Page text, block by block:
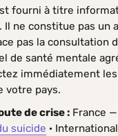
fourni à titre
Il ne constitue pas un
pas la consultation
de santé mentale
immédiatement
votre pays.
de crise : France —
suicide ·